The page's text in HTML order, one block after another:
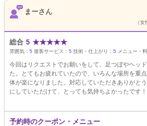
まーさん
（
総合 5 ★★★★★
雰囲気： 5 接客サービス： 5 技術・仕上がり： 5 メニュー・
今回はリクエストでお願いをして、足つぼやヘッ
た。とてもお疲れていたので、いろんな場所を重
体が楽になりました。対応していただきありがと
にしていただけて、とっても気持ちよかったです
予約時のクーポン・メニュー